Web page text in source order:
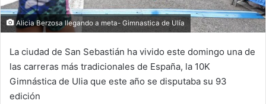
Alicia Berzosa llegando a meta- Gimnastica de Ulía
La ciudad de San Sebastián ha vivido este domingo una de
las carreras más tradicionales de España, la 10K
Gimnástica de Ulia que este año se disputaba su 93
edición